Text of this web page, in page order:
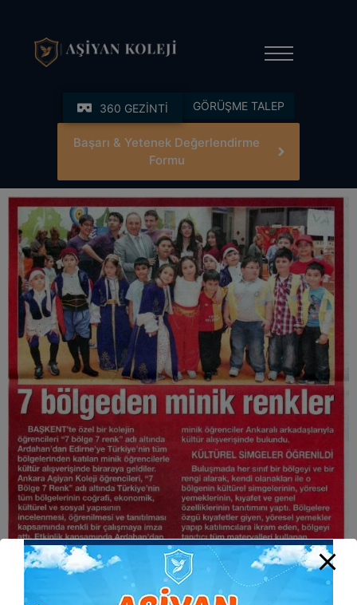
360 GEZİNTİ GÖRÜŞME TALEP
Başarı & Yetenek Değerlendirme
Formu